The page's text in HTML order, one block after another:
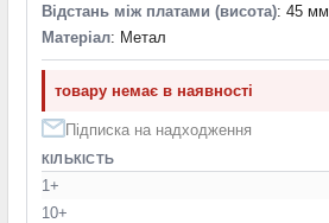
Відстань між платами (висота): 45 мм
Матеріал: Метал
товару немає в наявності
Підписка на надходження
КІЛЬКІСТЬ
1+
10+